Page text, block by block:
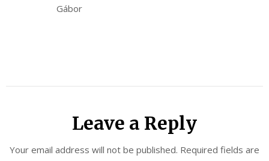
Gábor
Leave a Reply
Your email address will not be published. Required fields are